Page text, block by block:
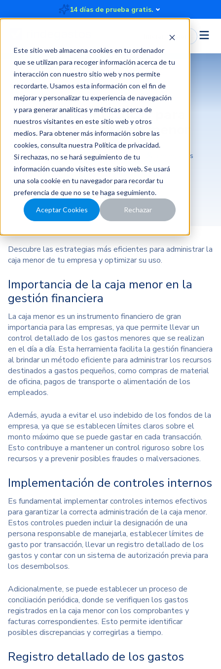
Este sitio web almacena cookies en tu ordenador
que se utilizan para recoger información acerca de tu
interacción con nuestro sitio web y nos permite
recordarte. Usamos esta información con el fin de
mejorar y personalizar tu experiencia de navegación
y para generar analíticas y métricas acerca de
nuestros visitantes en este sitio web y otros
medios. Para obtener más información sobre las
cookies, consulta nuestra Política de privacidad.
Si rechazas, no se hará seguimiento de tu
información cuando visites este sitio web. Se usará
una sola cookie en tu navegador para recordar tu
preferencia de que no se te haga seguimiento.
Aceptar Cookies Rechazar
14 días de prueba gratis.
Iniciar Sesión
Mejores prácticas para
manejar una caja menor
2024-02-28 21:01:33 3 minutos Rindegastos
Descubre las estrategias más eficientes para administrar la
caja menor de tu empresa y optimizar su uso.
Importancia de la caja menor en la
gestión financiera
La caja menores un instrumento financiero de gran
importancia para las empresas, ya que permite llevar un
control detallado de los gastos menores que se realizan
en el día a día. Esta herramienta facilita la gestión financiera
al brindar un método eficiente para administrar los recursos
destinados a gastos pequeños, como compras de material
de oficina, pagos de transporte o alimentación de los
empleados.
Además, ayuda a evitar el uso indebido de los fondos de la
empresa, ya que se establecen límites claros sobre el
monto máximo que se puede gastar en cada transacción.
Esto contribuye a mantener un control riguroso sobre los
recursos y a prevenir posibles fraudes o malversaciones.
Implementación de controles internos
Es fundamental implementar controles internos efectivos
para garantizar la correcta administración de la caja menor.
Estos controles pueden incluir la designación de una
persona responsable de manejarla, establecer límites de
gasto por transacción, llevar un registro detallado de los
gastos y contar con un sistema de autorización previa para
los desembolsos.
Adicionalmente, se puede establecer un proceso de
conciliación periódica, donde se verifiquen los gastos
registrados en la caja menor con los comprobantes y
facturas correspondientes. Esto permite identificar
posibles discrepancias y corregirlas a tiempo.
Registro detallado de los gastos